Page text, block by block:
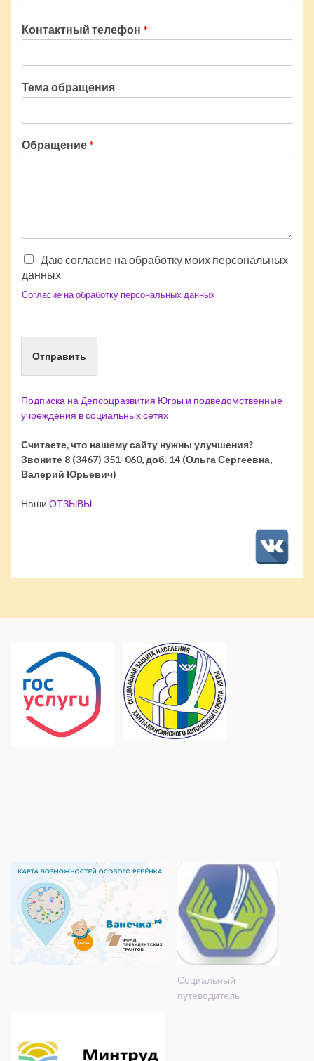
Контактный телефон *
Тема обращения
Обращение*
Даю согласие на обработку моих персональных
данных
Согласие на обработку персональных данных
Отправить
Подписка на Депсоцразвития Югры и подведомственные
учреждения в социальных сетях
Считаете, что нашему сайту нужны улучшения?
Звоните 8 (3467) 351-060, доб. 14 (Ольга Сергеевна,
Валерий Юрьевич)
Наши ОТЗЫВЫ
Социальный
путеводитель